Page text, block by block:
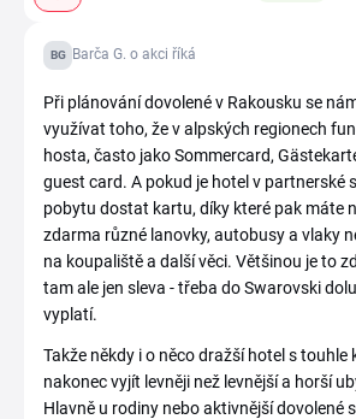
BG Barča G. o akci říká
Při plánování dovolené v Rakousku se
využívat toho, že v alpských regionech
hosta, často jako Sommercard,
guest card. A pokud je hotel v partnerské
pobytu dostat kartu, díky které pak máte
zdarma různé lanovky, autobusy a vlaky
na koupaliště a další věci. Většinou je to
tam ale jen sleva - třeba do Swarovski
vyplatí.
Takže někdy i o něco dražší hotel s touhle
nakonec vyjít levněji než levnější a horší
Hlavně u rodiny nebo aktivnější dovolené